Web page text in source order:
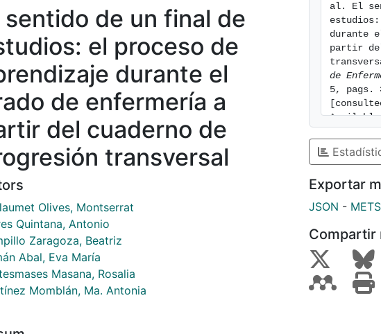
sentido de un final de
el proceso de
durante el
de enfermería a
del cuaderno de
transversal
Olives, Montserrat
Quintana, Antonio
Zaragoza, Beatriz
Abal, Eva María
Masana, Rosalia
Momblán, Ma. Antonia
al. El
durante
partir
de
5, pags.
Exportar
JSON - METS
Compartir